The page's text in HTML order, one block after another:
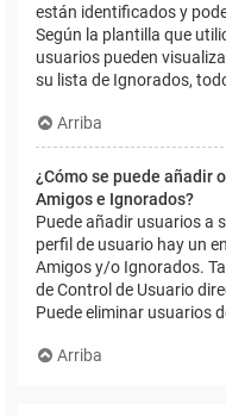
están identificados y
Según la plantilla que
usuarios pueden
su lista de Ignorados,
Arriba
¿Cómo se puede añadir
Amigos e Ignorados?
Puede añadir usuarios a
perfil de usuario hay un
Amigos y/o Ignorados.
de Control de Usuario
Puede eliminar usuarios
Arriba